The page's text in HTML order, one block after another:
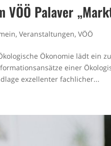
VÖÖ Palaver
,Veranstaltungen,VÖÖ
Ökonomie lädt ein
einer
exzellenter fachlicher...